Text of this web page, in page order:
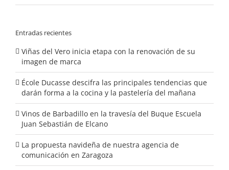
Entradas recientes
Viñas del Vero inicia etapa con la renovación de su
imagen de marca
École Ducasse descifra las principales tendencias que
darán forma a la cocina y la pastelería del mañana
Vinos de Barbadillo en la travesía del Buque Escuela
Juan Sebastián de Elcano
La propuesta navideña de nuestra agencia de
comunicación en Zaragoza